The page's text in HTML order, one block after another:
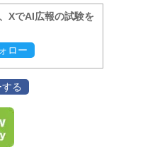
XでAI広報の試験を
ロー
る